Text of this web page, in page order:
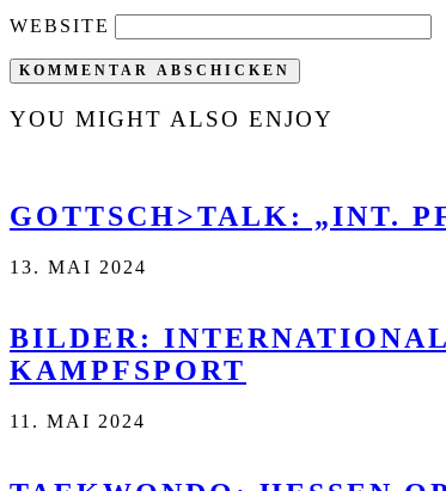
WEBSITE
YOU MIGHT ALSO ENJOY
GOTTSCH>TALK: „INT.
13. MAI 2024
BILDER:
KAMPFSPORT
11. MAI 2024